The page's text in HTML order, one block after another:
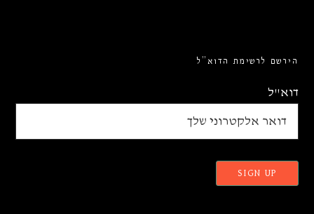
הירשם לרשימת הדוא”ל
דוא"ל